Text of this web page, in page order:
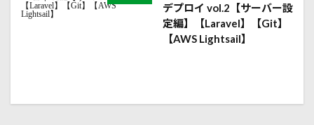
デプロイ vol.2【サーバー設
定編】【Laravel】【Git】
【AWS Lightsail】